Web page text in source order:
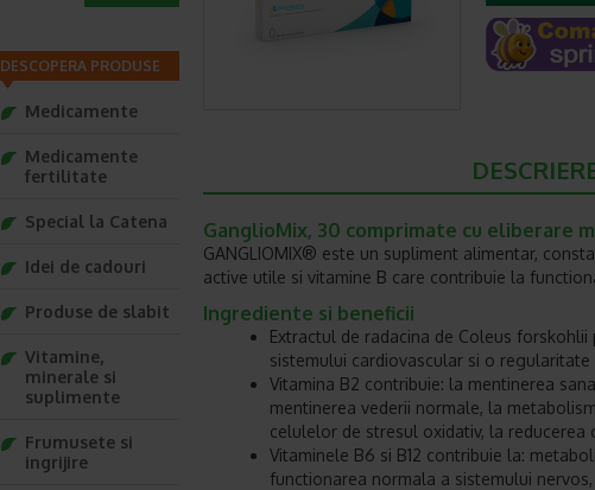
GanglioMix, 30 comprimate cu eliberare
GANGLIOMIX® este un supliment alimentar,
active utile si vitamine B care contribuie la
Ingrediente si beneficii
Extractul de radacina de Coleus
sistemului cardiovascular si o
Vitamina B2 contribuie: la mentinerea
mentinerea vederii normale, la
celulelor de stresul oxidativ, la reducerea
Vitaminele B6 si B12 contribuie la:
functionarea normala a sistemului
DESCOPERA PRODUSE
Medicamente
Medicamente
fertilitate
Special la Catena
Idei de cadouri
Produse de slabit
Vitamine,
minerale si
suplimente
Frumusete si
ingrijire